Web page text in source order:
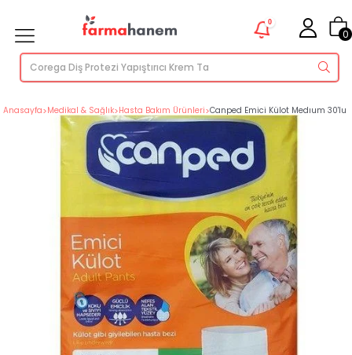
0
0
Anasayfa>Medikal & Sağlık>Hasta Bakım Ürünleri>Canped Emici Külot Medıum 30'lu